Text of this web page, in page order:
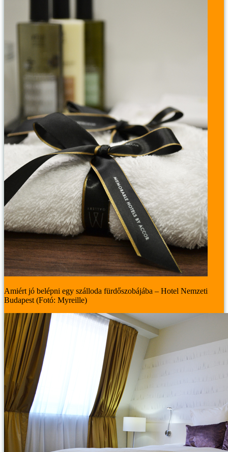
Amiért jó belépni egy szálloda fürdőszobájába – Hotel Nemzeti
Budapest (Fotó: Myreille)